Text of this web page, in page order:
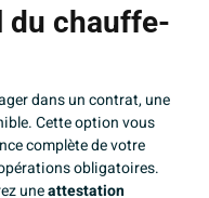
du chauffe-
dans un contrat, une
Cette option vous
complète de votre
obligatoires.
uneattestation